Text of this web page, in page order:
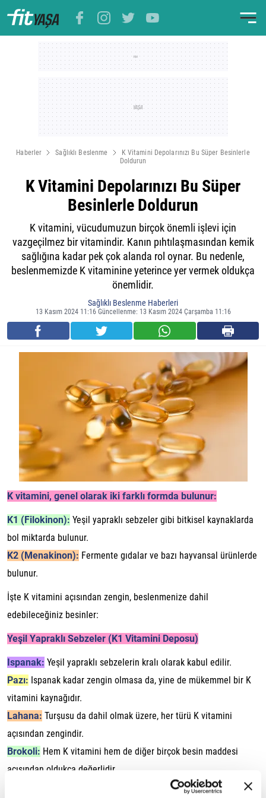
Haberler Sağlıklı Beslenme
K Vitamini Depolarınızı Bu Süper Besinlerle
Doldurun
K Vitamini Depolarınızı Bu Süper
Besinlerle Doldurun
K vitamini, vücudumuzun birçok önemli işlevi için
vazgeçilmez bir vitamindir. Kanın pıhtılaşmasından kemik
sağlığına kadar pek çok alanda rol oynar. Bu nedenle,
beslenmemizde K vitaminine yeterince yer vermek oldukça
önemlidir.
Sağlıklı Beslenme Haberleri
13 Kasım 2024 11:16 Güncellenme: 13 Kasım 2024 Çarşamba 11:16
K vitamini, genel olarak iki farklı formda bulunur:
K1 (Filokinon): Yeşil yapraklı sebzeler gibi bitkisel kaynaklarda
bol miktarda bulunur.
K2 (Menakinon): Fermente gıdalar ve bazı hayvansal ürünlerde
bulunur.
İşte K vitamini açısından zengin, beslenmenize dahil
edebileceğiniz besinler:
Yeşil Yapraklı Sebzeler (K1 Vitamini Deposu)
Ispanak: Yeşil yapraklı sebzelerin kralı olarak kabul edilir.
Pazı: Ispanak kadar zengin olmasa da, yine de mükemmel bir K
vitamini kaynağıdır.
Lahana: Turşusu da dahil olmak üzere, her türü K vitamini
açısından zengindir.
Brokoli: Hem K vitamini hem de diğer birçok besin maddesi
açısından oldukça değerlidir.
Lahana ailesinin bir diğer üyesi olan kara lahana